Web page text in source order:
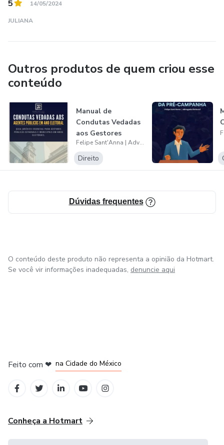
5 14/05/2024
JULIANA
Outros produtos de quem criou esse
conteúdo
Manual de
Condutas Vedadas
aos Gestores
Públicos em ano
elei...
Felipe Sant'Anna | Advogado Eleitoral
Direito
Dúvidas frequentes
O conteúdo deste produto não representa a opinião da Hotmart.
Se você vir informações inadequadas, denuncie aqui
Feito com ❤ na Cidade do México
Conheça a Hotmart